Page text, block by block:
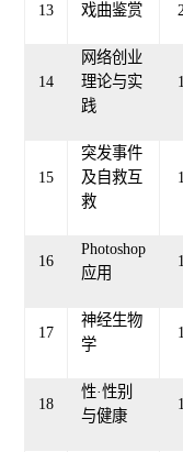
13 戏曲鉴赏 2
14
网络创业
理论与实
践
15
突发事件
及自救互
救
16
Photoshop
应用
17
神经生物
学
18
性·性别
与健康